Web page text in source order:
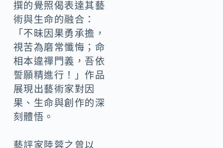
撰的覺照偈表達其藝
術與生命的融合：
「不昧因果勇承擔，
視苦為磨常懺悔；命
相本違禪門義，吾依
誓願精進行！」作品
展現出藝術家對因
果、生命與創作的深
刻體悟。
藝評家陸蓉之曾以